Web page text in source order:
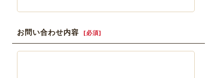
お問い合わせ内容 [必須]